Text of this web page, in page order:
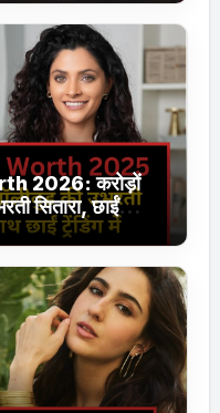
2026: करोड़ों
सितारा, छाईं